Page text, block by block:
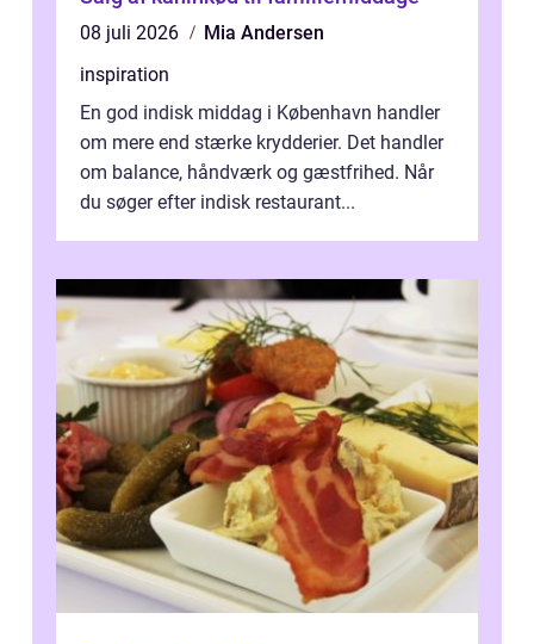
08 juli 2026
Mia Andersen
inspiration
En god indisk middag i København handler
om mere end stærke krydderier. Det handler
om balance, håndværk og gæstfrihed. Når
du søger efter indisk restaurant...